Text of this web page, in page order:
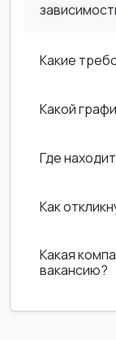
Какие
Какой
Где
Как
Какая
вакансию?